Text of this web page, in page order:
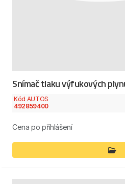
Snímač tlaku výfukových
Kód AUTOS
492859400
Cena po přihlášení